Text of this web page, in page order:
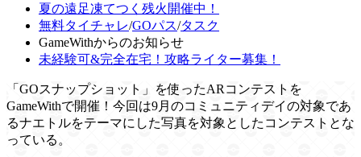
夏の遠足凍てつく残火開催中！
無料タイチャレ/GOパス/タスク
GameWithからのお知らせ
未経験可&完全在宅！攻略ライター募集！
「GOスナップショット」を使ったARコンテストを
GameWithで開催！今回は9月のコミュニティデイの対象であ
るナエトルをテーマにした写真を対象としたコンテストとな
っている。